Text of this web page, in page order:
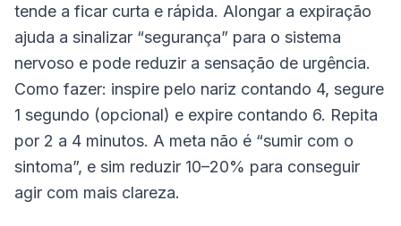
tende a ficar curta e rápida. Alongar a expiração
ajuda a sinalizar “segurança” para o sistema
nervoso e pode reduzir a sensação de urgência.
Como fazer: inspire pelo nariz contando 4, segure
1 segundo (opcional) e expire contando 6. Repita
por 2 a 4 minutos. A meta não é “sumir com o
sintoma”, e sim reduzir 10–20% para conseguir
agir com mais clareza.